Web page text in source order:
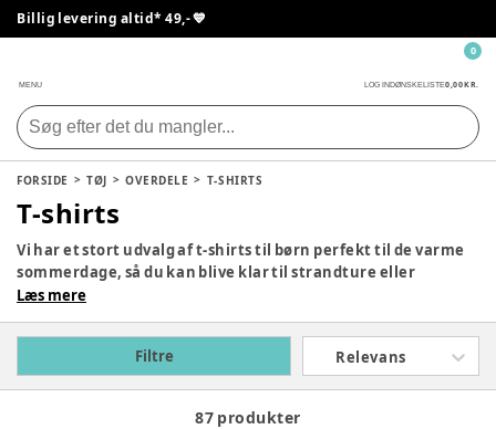
Billig levering altid* 49,- 💙
MENU LOG INDØNSKELISTE0,00 KR.
0
FORSIDE TØJ OVERDELE T-SHIRTS
T-shirts
Vi har et stort udvalg af t-shirts til børn perfekt til de varme
sommerdage, så du kan blive klar til strandture eller
vandleg i haven. De kan også bruges indenunder en strik
designs og print, så hvis dit barn er til Gurli Gris, Paw Patrol
eller Mads Nørgaard, så er du landet det helt rigtige sted.
Læs mere
Filtre Relevans
87 produkter